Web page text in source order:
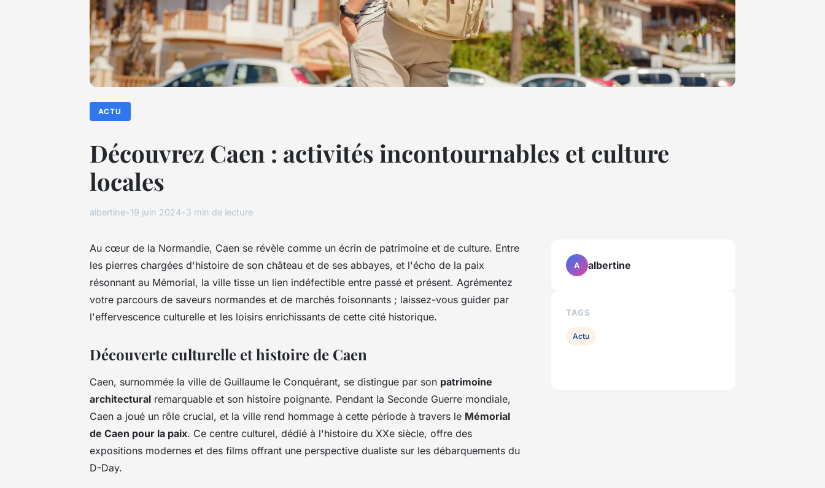
ACTU
Découvrez Caen : activités incontournables et culture
locales
albertine•19 juin 2024•3 min de lecture
Au cœur de la Normandie, Caen se révèle comme un écrin de patrimoine et de culture. Entre
les pierres chargées d'histoire de son château et de ses abbayes, et l'écho de la paix
résonnant au Mémorial, la ville tisse un lien indéfectible entre passé et présent. Agrémentez
votre parcours de saveurs normandes et de marchés foisonnants ; laissez-vous guider par
l'effervescence culturelle et les loisirs enrichissants de cette cité historique.
Découverte culturelle et histoire de Caen
Caen, surnommée la ville de Guillaume le Conquérant, se distingue par son patrimoine
architectural remarquable et son histoire poignante. Pendant la Seconde Guerre mondiale,
Caen a joué un rôle crucial, et la ville rend hommage à cette période à travers le Mémorial
de Caen pour la paix. Ce centre culturel, dédié à l'histoire du XXe siècle, offre des
expositions modernes et des films offrant une perspective dualiste sur les débarquements du
D-Day.
A albertine
TAGS
Actu